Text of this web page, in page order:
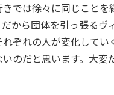
では徐々に同じことを
から団体を引っ張るヴ
ぞれの人が変化してい
のだと思います。大変